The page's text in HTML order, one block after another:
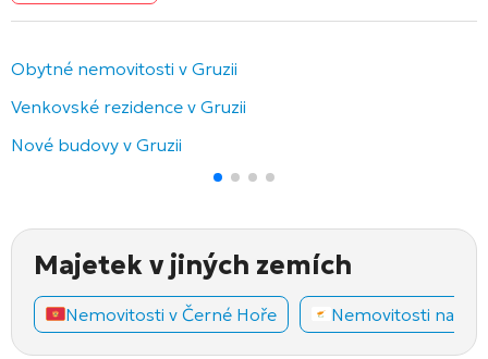
Obytné nemovitosti v Gruzii
Venkovské rezidence v Gruzii
Nové budovy v Gruzii
Majetek v jiných zemích
Nemovitosti v Černé Hoře Nemovitosti na